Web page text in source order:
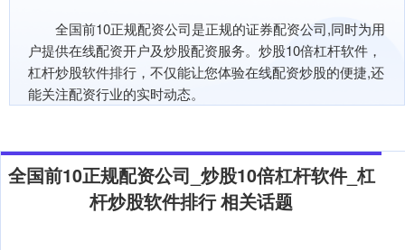
全国前10正规配资公司是正规的证券配资公司,同时为用
户提供在线配资开户及炒股配资服务。炒股10倍杠杆软件，
杠杆炒股软件排行，不仅能让您体验在线配资炒股的便捷,还
能关注配资行业的实时动态。
全国前10正规配资公司_炒股10倍杠杆软件_杠
杆炒股软件排行 相关话题